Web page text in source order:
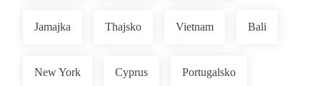
Jamajka Thajsko Vietnam Bali
New York Cyprus Portugalsko